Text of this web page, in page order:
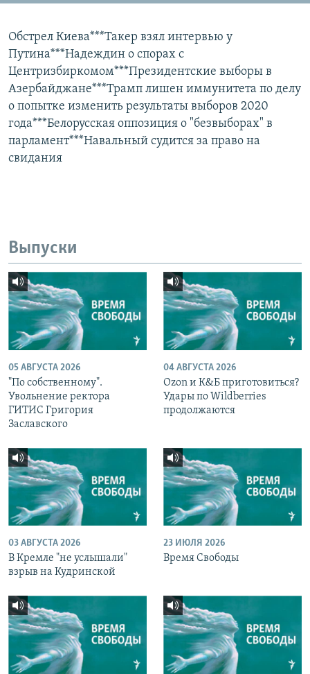
Обстрел Киева***Такер взял интервью у
Путина***Надеждин о спорах с
Центризбиркомом***Президентские выборы в
Азербайджане***Трамп лишен иммунитета по делу
о попытке изменить результаты выборов 2020
года***Белорусская оппозиция о "безвыборах" в
парламент***Навальный судится за право на
свидания
Выпуски
05 АВГУСТА 2026
"По собственному".
Увольнение ректора
ГИТИС Григория
Заславского
04 АВГУСТА 2026
Ozon и К&Б приготовиться?
Удары по Wildberries
продолжаются
03 АВГУСТА 2026
В Кремле "не услышали"
взрыв на Кудринской
23 ИЮЛЯ 2026
Время Свободы